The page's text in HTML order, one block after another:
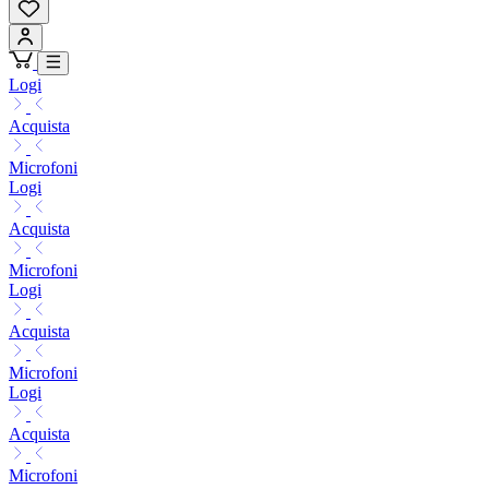
Logi
Acquista
Microfoni
Logi
Acquista
Microfoni
Logi
Acquista
Microfoni
Logi
Acquista
Microfoni